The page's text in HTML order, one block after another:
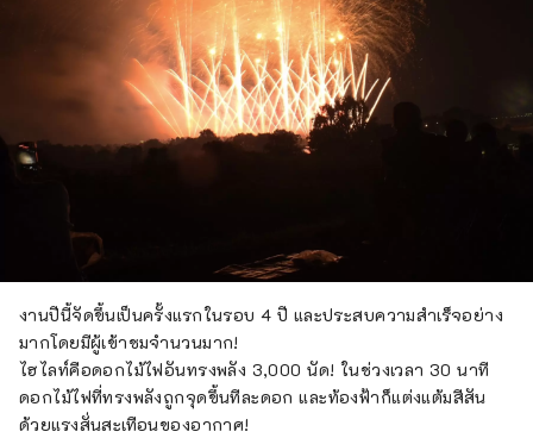
งานปีนี้จัดขึ้นเป็นครั้งแรกในรอบ 4 ปี และประสบความสำเร็จอย่าง
มากโดยมีผู้เข้าชมจำนวนมาก!
ไฮไลท์คือดอกไม้ไฟอันทรงพลัง 3,000 นัด! ในช่วงเวลา 30 นาที
ดอกไม้ไฟที่ทรงพลังถูกจุดขึ้นทีละดอก และท้องฟ้าก็แต่งแต้มสีสัน
ด้วยแรงสั่นสะเทือนของอากาศ!